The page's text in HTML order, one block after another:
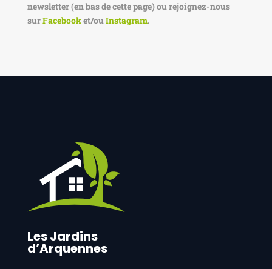
newsletter (en bas de cette page) ou rejoignez-nous
surFacebooket/ouInstagram.
Les Jardins
d’Arquennes